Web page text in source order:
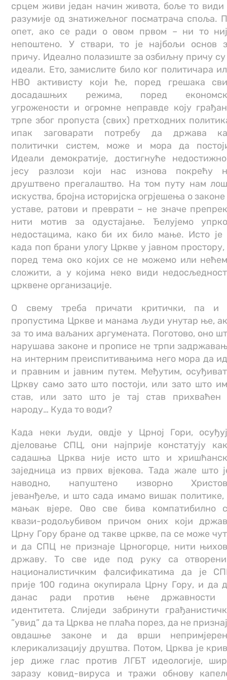
срцем живи један начин живота, боље то види
разумије од знатижељног посматрача споља.
опет, ако се ради о овом првом – ни то
непоштено. У ствари, то је најбољи основ
причу. Идеално полазиште за озбиљну причу су
идеали. Ето, замислите било ког политичара
НВО активисту који ће, поред грешака
досадашњих режима, поред
угрожености и огромне неправде коју
трпе због пропуста (свих) претходних
ипак заговарати потребу да држава
политички систем, може и мора да
Идеали демократије, достигнуће
јесу разлози који нас изнова покрећу
друштвено прегалаштво. На том путу нам
искуства, бројна историјска огрјешења о
уставе, ратови и преврати – не значе
нити мотив за одустајање. Ђелујемо
недостацима, како би их било мање. Исто је
када поп брани улогу Цркве у јавном простору,
поред тема око којих се не можемо или
сложити, а у којима неко види
црквене организације.
О свему треба причати критички, па и
пропустима Цркве и манама људи унутар ње,
за то има ваљаних аргумената. Поготово, оно
нарушава законе и прописе не трпи
на интерним преиспитивањима него мора да
и правним и јавним путем. Међутим,
Цркву само зато што постоји, или зато што
став, или зато што је тај став прихваћен
народу… Куда то води?
Када неки људи, овдје у Црној Гори,
дјеловање СПЦ, они најприје констатују
садашња Црква није исто што и
заједница из првих вјекова. Тада жале што
наводно, напуштено изворно
јеванђеље, и што сада имамо вишак политике,
мањак вјере. Ово све бива компатибилно
квази-родољубивом причом оних који
Црну Гору бране од такве цркве, па се може
и да СПЦ не признаје Црногорце, нити
државу. То све иде под руку са
националистичким фалсификатима да је
прије 100 година окупирала Црну Гору, и да
данас ради против њене државности
идентитета. Слиједи забринути
”увид” да та Црква не плаћа порез, да не
овдашње законе и да врши
клерикализацију друштва. Потом, Црква је
јер диже глас против ЛГБТ идеологије,
заразу ковид-вируса и тражи обнову